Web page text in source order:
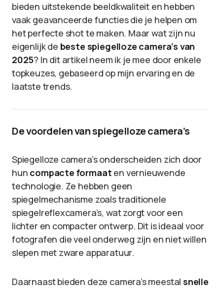
bieden uitstekende beeldkwaliteit en hebben
vaak geavanceerde functies die je helpen om
het perfecte shot te maken. Maar wat zijn nu
eigenlijk de beste spiegelloze camera’s van
2025? In dit artikel neem ik je mee door enkele
topkeuzes, gebaseerd op mijn ervaring en de
laatste trends.
De voordelen van spiegelloze camera’s
Spiegelloze camera’s onderscheiden zich door
hun compacte formaat en vernieuwende
technologie. Ze hebben geen
spiegelmechanisme zoals traditionele
spiegelreflexcamera’s, wat zorgt voor een
lichter en compacter ontwerp. Dit is ideaal voor
fotografen die veel onderweg zijn en niet willen
slepen met zware apparatuur.
Daarnaast bieden deze camera’s meestal snelle